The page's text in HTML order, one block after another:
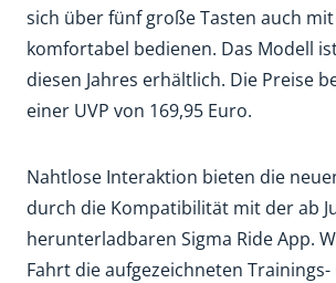
sich über fünf große Tasten auch
komfortabel bedienen. Das Modell
diesen Jahres erhältlich. Die Preise
einer UVP von 169,95 Euro.
Nahtlose Interaktion bieten die
durch die Kompatibilität mit der ab
herunterladbaren Sigma Ride App.
Fahrt die aufgezeichneten Trainings-